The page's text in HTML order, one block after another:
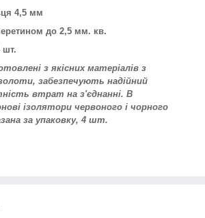
4,5 мм
до 2,5 мм. кв.
шт.
з якісних матеріалів з
забезпечують надійний
втрат на з'єднанні. В
ізолятори червоного і чорного
за упаковку, 4 шт.